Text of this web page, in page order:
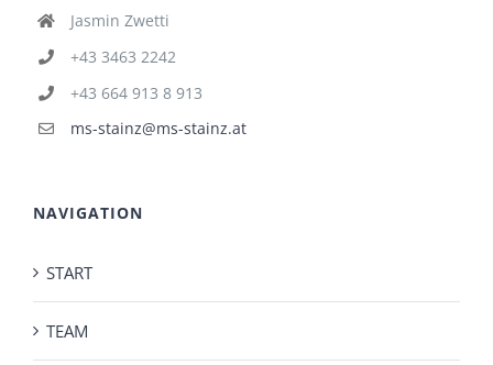
Jasmin Zwetti
+43 3463 2242
+43 664 913 8 913
ms-stainz@ms-stainz.at
NAVIGATION
START
TEAM